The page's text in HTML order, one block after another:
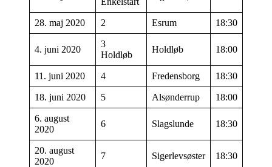
28. maj 2020 2 Esrum 18:30
4. juni 2020
3
Holdløb
Holdløb 18:00
11. juni 2020 4 Fredensborg 18:30
18. juni 2020 5 Alsønderrup 18:00
6. august
2020
6 Slagslunde 18:30
20. august
2020
7 Sigerlevsøster 18:30